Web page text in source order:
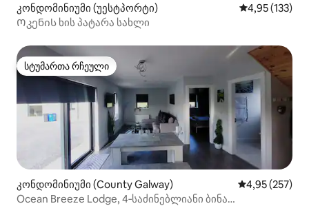
კონდომინიუმი (უესტპორტი) საშუალო
4,95 (133)
Ოკენის ხის პატარა სახლი
სტუმართა რჩეული
სტუმართა რჩეული
კონდომინიუმი (County Galway) საშუალო
4,95 (257)
Ocean Breeze Lodge, 4‑საძინებლიანი ბინა